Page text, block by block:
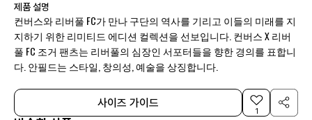
제품 설명
컨버스와 리버풀 FC가 만나 구단의 역사를 기리고 이들의 미래를 지
지하기 위한 리미티드 에디션 컬렉션을 선보입니다. 컨버스 X 리버
풀 FC 조거 팬츠는 리버풀의 심장인 서포터들을 향한 경의를 표합니
다. 안필드는 스타일, 창의성, 예술을 상징합니다.
사이즈 가이드
1